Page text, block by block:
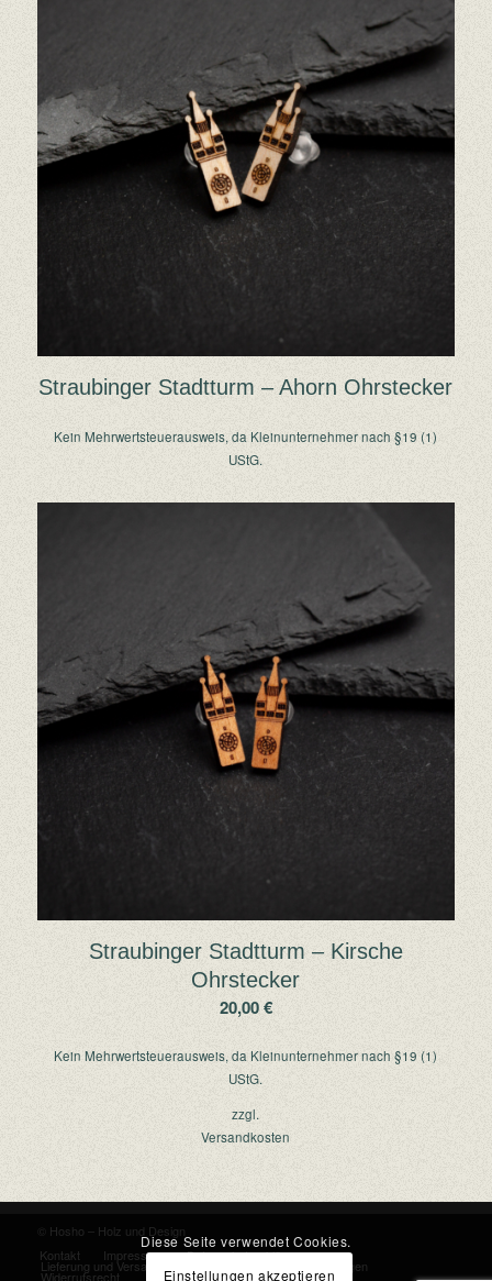
Straubinger Stadtturm – Ahorn Ohrstecker
Kein Mehrwertsteuerausweis, da Kleinunternehmer nach §19 (1)
UStG.
Straubinger Stadtturm – Kirsche
Ohrstecker
20,00€
Kein Mehrwertsteuerausweis, da Kleinunternehmer nach §19 (1)
UStG.
zzgl.
Versandkosten
© Hosho – Holz und Design
Kontakt
Impressum Datenschutzerklärung
Lieferung und Versand Allgemeine Geschäftsbedingungen
Widerrufsrecht
Diese Seite verwendet Cookies.
Einstellungen akzeptieren